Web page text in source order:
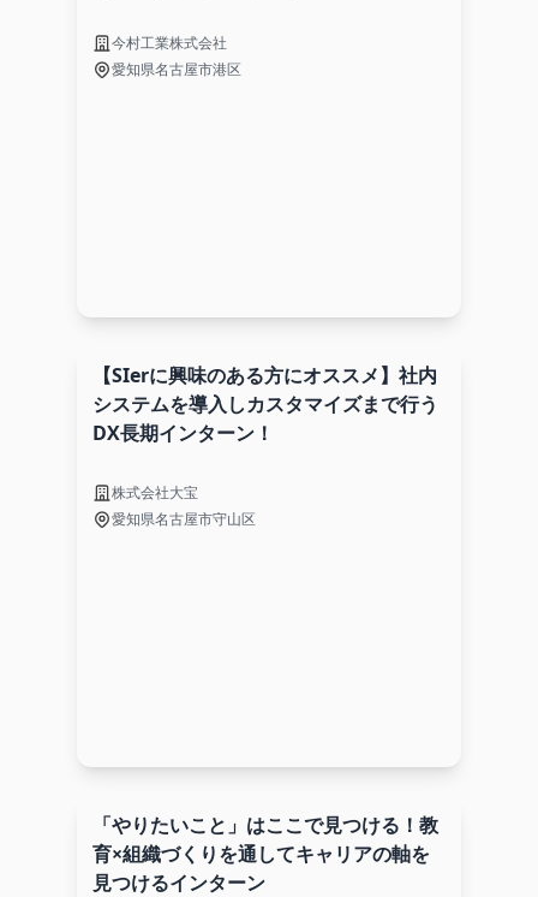
今村工業株式会社
愛知県名古屋市港区
【SIerに興味のある方にオススメ】社内
システムを導入しカスタマイズまで行う
DX長期インターン！
株式会社大宝
愛知県名古屋市守山区
「やりたいこと」はここで見つける！教
育×組織づくりを通してキャリアの軸を
見つけるインターン